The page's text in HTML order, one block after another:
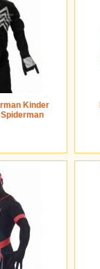
Kinder